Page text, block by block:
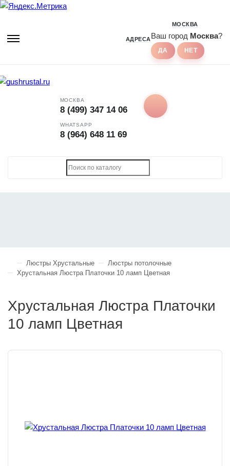
АДРЕСА
МОСКВА
Ваш город Москва?
МОСКВА
8 (499) 347 14 06
WHATSAPP
8 (964) 648 11 69
Люстры Хрустальные
Люстры потолочные
Хрустальная Люстра Платочки 10 ламп Цветная
Хрустальная Люстра Платочки
10 ламп Цветная